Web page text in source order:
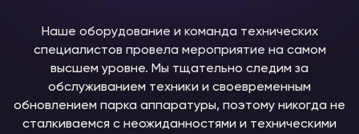
Наше оборудование и команда технических
специалистов провела мероприятие на самом
высшем уровне. Мы тщательно следим за
обслуживанием техники и своевременным
обновлением парка аппаратуры, поэтому никогда не
сталкиваемся с неожиданностями и техническими